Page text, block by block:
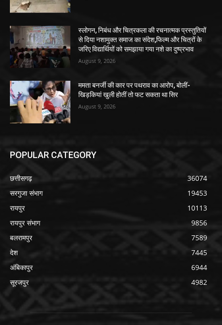
स्लोगन, निबंध और चित्रकला की रचनात्मक प्रस्तुतियों
से दिया नशामुक्त समाज का संदेश,फिल्म और चित्रों के
जरिए विद्यार्थियों को समझाया गया नशे का दुष्प्रभाव
August 9, 2026
ममता बनर्जी की कार पर पथराव का आरोप, बोलीं-
खिड़कियां खुली होतीं तो फट सकता था सिर
August 9, 2026
POPULAR CATEGORY
छत्तीसगढ़
36074
सरगुजा संभाग
19453
रायपुर
10113
रायपुर संभाग
9856
बलरामपुर
7589
देश
7445
अंबिकापुर
6944
सूरजपुर
4982